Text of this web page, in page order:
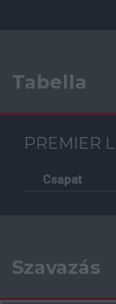
Tabella
PREMIER
Csapat
Szavazás